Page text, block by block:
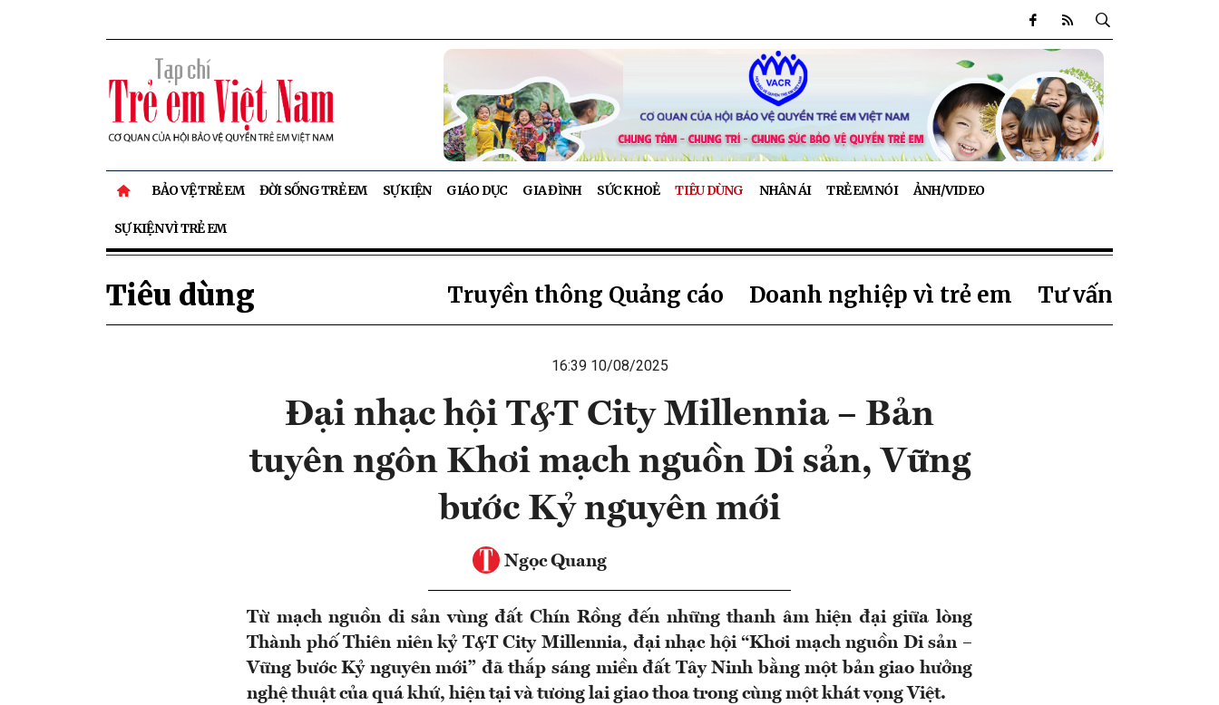
BẢO VỆ TRẺ EM ĐỜI SỐNG TRẺ EM SỰ KIỆN GIÁO DỤC GIA ĐÌNH SỨC KHOẺ TIÊU DÙNG NHÂN ÁI TRẺ EM NÓI ẢNH/VIDEO
SỰ KIỆN VÌ TRẺ EM
Tiêu dùng Truyền thông Quảng cáo Doanh nghiệp vì trẻ em Tư vấn
16:39 10/08/2025
Đại nhạc hội T&T City Millennia – Bản
tuyên ngôn Khơi mạch nguồn Di sản, Vững
bước Kỷ nguyên mới
Ngọc Quang
Từ mạch nguồn di sản vùng đất Chín Rồng đến những thanh âm hiện đại giữa lòng
Thành phố Thiên niên kỷ T&T City Millennia, đại nhạc hội “Khơi mạch nguồn Di sản –
Vững bước Kỷ nguyên mới” đã thắp sáng miền đất Tây Ninh bằng một bản giao hưởng
nghệ thuật của quá khứ, hiện tại và tương lai giao thoa trong cùng một khát vọng Việt.